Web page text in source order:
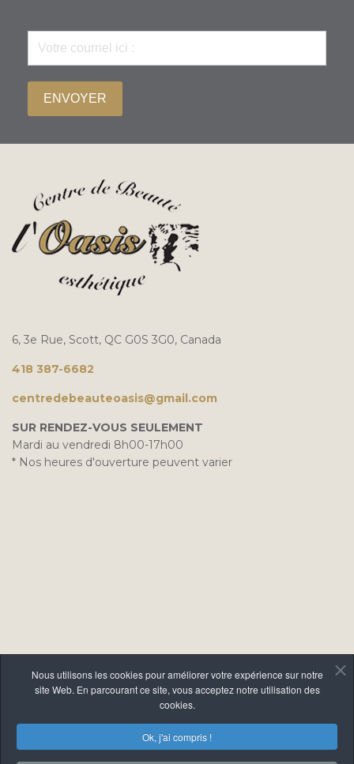
ENVOYER
6, 3e Rue, Scott, QC G0S 3G0, Canada
418 387-6682
centredebeauteoasis@gmail.com
SUR RENDEZ-VOUS SEULEMENT
Mardi au vendredi 8h00-17h00
* Nos heures d'ouverture peuvent varier
Copyright © 2026 Centre de Beauté L'Oasis.Une
réalisation de Panican Inc. |Politique de
confidentialité
Nous utilisons les cookies pour améliorer votre expérience sur notre
site Web. En parcourant ce site, vous acceptez notre utilisation des
cookies.
Ok, j'ai compris !